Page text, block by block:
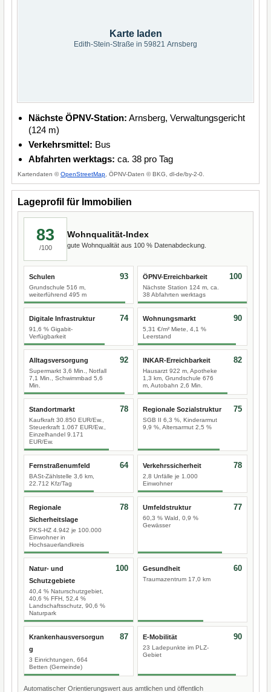
Karte laden
Edith-Stein-Straße in 59821 Arnsberg
Nächste ÖPNV-Station: Arnsberg, Verwaltungsgericht
(124 m)
Verkehrsmittel: Bus
Abfahrten werktags: ca. 38 pro Tag
Kartendaten ©OpenStreetMap , ÖPNV-Daten © BKG, dl-de/by-2-0.
Lageprofil für Immobilien
83
/100
Wohnqualität-Index
gute Wohnqualität aus 100 % Datenabdeckung.
Schulen
Grundschule 516 m,
weiterführend 495 m
93 ÖPNV-Erreichbarkeit
Nächste Station 124 m, ca.
38 Abfahrten werktags
100
Digitale Infrastruktur
91,6 % Gigabit-
Verfügbarkeit
74 Wohnungsmarkt
5,31 €/m² Miete, 4,1 %
Leerstand
90
Alltagsversorgung
Supermarkt 3,6 Min., Notfall
7,1 Min., Schwimmbad 5,6
Min.
92 INKAR-Erreichbarkeit
Hausarzt 922 m, Apotheke
1,3 km, Grundschule 676
m, Autobahn 2,6 Min.
82
Standortmarkt
Kaufkraft 30.850 EUR/Ew.,
Steuerkraft 1.067 EUR/Ew.,
Einzelhandel 9.171
EUR/Ew.
78 Regionale Sozialstruktur
SGB II 6,3 %, Kinderarmut
9,9 %, Altersarmut 2,5 %
75
Fernstraßenumfeld
BASt-Zählstelle 3,6 km,
22.712 Kfz/Tag
64 Verkehrssicherheit
2,8 Unfälle je 1.000
Einwohner
78
Regionale
Sicherheitslage
PKS-HZ 4.942 je 100.000
Einwohner in
Hochsauerlandkreis
78 Umfeldstruktur
60,3 % Wald, 0,9 %
Gewässer
77
Natur- und
Schutzgebiete
40,4 % Naturschutzgebiet,
40,6 % FFH, 52,4 %
Landschaftsschutz, 90,6 %
Naturpark
100 Gesundheit
Traumazentrum 17,0 km
60
Krankenhausversorgun
g
3 Einrichtungen, 664
Betten (Gemeinde)
87 E-Mobilität
23 Ladepunkte im PLZ-
Gebiet
90
Automatischer Orientierungswert aus amtlichen und öffentlich